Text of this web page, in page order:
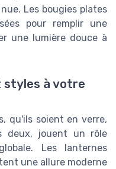
Les bougies plates
pour remplir une
une lumière douce à
styles à votre
qu'ils soient en verre,
deux, jouent un rôle
Les lanternes
une allure moderne